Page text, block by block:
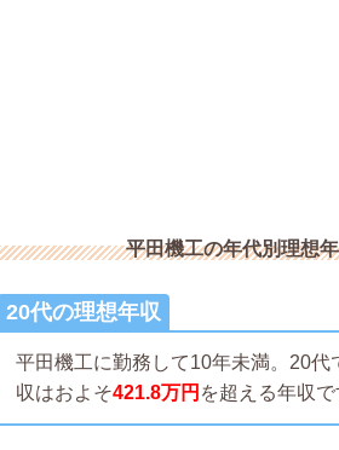
平田機工の年代別理想
20代の理想年収
平田機工に勤務して10年未満。20代
収はおよそ421.8万円 を超える年収で